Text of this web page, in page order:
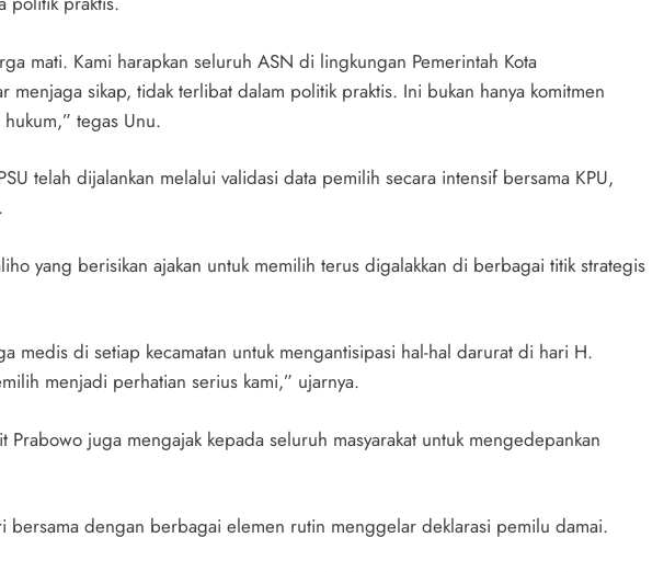
mati. Kami harapkan seluruh ASN di lingkungan Pemerintah Kota
menjaga sikap, tidak terlibat dalam politik praktis. Ini bukan hanya komitmen
tegas Unu.
telah dijalankan melalui validasi data pemilih secara intensif bersama KPU,
yang berisikan ajakan untuk memilih terus digalakkan di berbagai titik strategis
medis di setiap kecamatan untuk mengantisipasi hal-hal darurat di hari H.
menjadi perhatian serius kami,” ujarnya.
Prabowo juga mengajak kepada seluruh masyarakat untuk mengedepankan
bersama dengan berbagai elemen rutin menggelar deklarasi pemilu damai.